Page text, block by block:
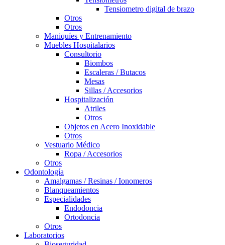
Tensiometro digital de brazo
Otros
Otros
Maniquíes y Entrenamiento
Muebles Hospitalarios
Consultorio
Biombos
Escaleras / Butacos
Mesas
Sillas / Accesorios
Hospitalización
Atriles
Otros
Objetos en Acero Inoxidable
Otros
Vestuario Médico
Ropa / Accesorios
Otros
Odontología
Amalgamas / Resinas / Ionomeros
Blanqueamientos
Especialidades
Endodoncia
Ortodoncia
Otros
Laboratorios